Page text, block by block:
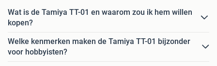
Wat is de Tamiya TT-01 en waarom zou ik hem willen
kopen?
Welke kenmerken maken de Tamiya TT-01 bijzonder
voor hobbyisten?